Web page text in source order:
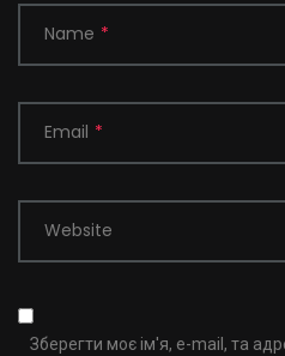
Name *
Email *
Website
Зберегти моє ім'я, e-mail, та